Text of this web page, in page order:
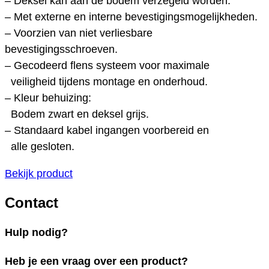
– Met externe en interne bevestigingsmogelijkheden.
– Voorzien van niet verliesbare
bevestigingsschroeven.
– Gecodeerd flens systeem voor maximale
veiligheid tijdens montage en onderhoud.
– Kleur behuizing:
Bodem zwart en deksel grijs.
– Standaard kabel ingangen voorbereid en
alle gesloten.
Bekijk product
Contact
Hulp nodig?
Heb je een vraag over een product?